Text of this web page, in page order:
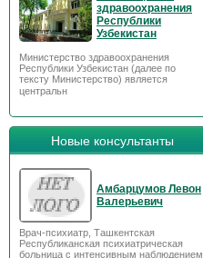
здравоохранения
Республики
Узбекистан
Министерство здравоохранения
Республики Узбекистан (далее по
тексту Министерство) является
центральн
Новые консультанты
Амбарцумов Левон
Валерьевич
Врач-психиатр, Ташкентская
Республиканская психиатрическая
больница с интенсивным наблюдением